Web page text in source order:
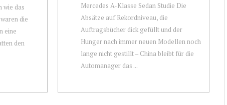
wie das
die
eine
den
Mercedes A-Klasse Sedan Studie Die
Absätze auf Rekordniveau, die
Auftragsbücher dick gefüllt und der
Hunger nach immer neuen Modellen noch
lange nicht gestillt – China bleibt für die
Automanager das ...